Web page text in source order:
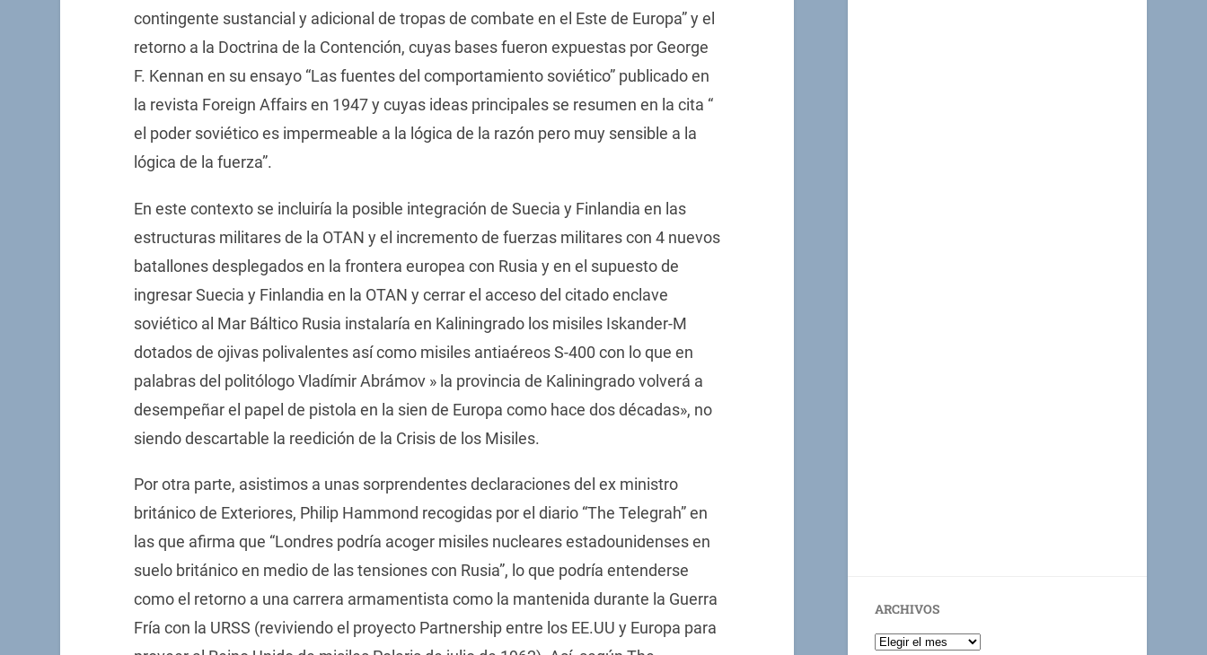
contingente sustancial y adicional de tropas de combate en el Este de Europa” y el
retorno a la Doctrina de la Contención, cuyas bases fueron expuestas por George
F. Kennan en su ensayo “Las fuentes del comportamiento soviético” publicado en
la revista Foreign Affairs en 1947 y cuyas ideas principales se resumen en la cita “
el poder soviético es impermeable a la lógica de la razón pero muy sensible a la
lógica de la fuerza”.
En este contexto se incluiría la posible integración de Suecia y Finlandia en las
estructuras militares de la OTAN y el incremento de fuerzas militares con 4 nuevos
batallones desplegados en la frontera europea con Rusia y en el supuesto de
ingresar Suecia y Finlandia en la OTAN y cerrar el acceso del citado enclave
soviético al Mar Báltico Rusia instalaría en Kaliningrado los misiles Iskander-M
dotados de ojivas polivalentes así como misiles antiaéreos S-400 con lo que en
palabras del politólogo Vladímir Abrámov » la provincia de Kaliningrado volverá a
desempeñar el papel de pistola en la sien de Europa como hace dos décadas», no
siendo descartable la reedición de la Crisis de los Misiles.
Por otra parte, asistimos a unas sorprendentes declaraciones del ex ministro
británico de Exteriores, Philip Hammond recogidas por el diario “The Telegrah” en
las que afirma que “Londres podría acoger misiles nucleares estadounidenses en
suelo británico en medio de las tensiones con Rusia”, lo que podría entenderse
como el retorno a una carrera armamentista como la mantenida durante la Guerra
Fría con la URSS (reviviendo el proyecto Partnership entre los EE.UU y Europa para
ARCHIVOS